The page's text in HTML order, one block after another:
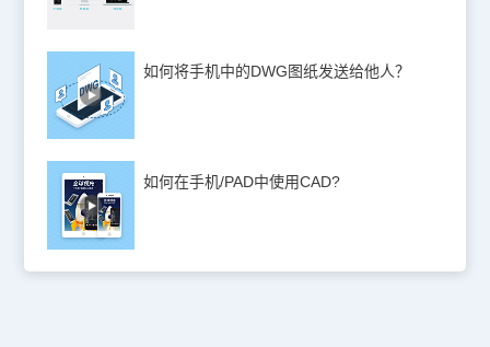
如何将手机中的DWG图纸发送给他人？
如何在手机/PAD中使用CAD?